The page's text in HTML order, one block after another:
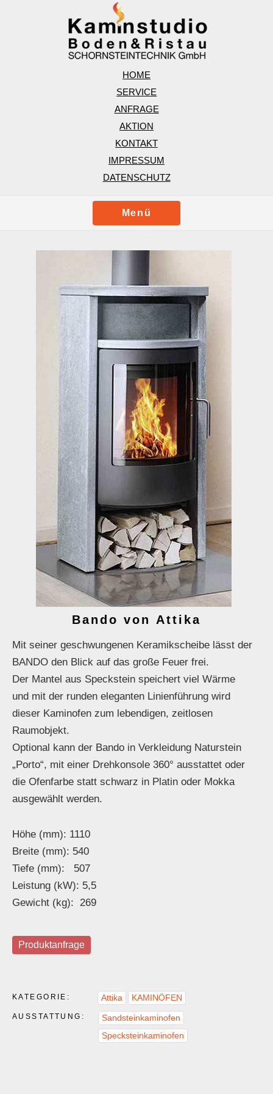
HOME
SERVICE
ANFRAGE
AKTION
KONTAKT
IMPRESSUM
DATENSCHUTZ
Menü
Bando von Attika
Mit seiner geschwungenen Keramikscheibe lässt der
BANDO den Blick auf das große Feuer frei.
Der Mantel aus Speckstein speichert viel Wärme
und mit der runden eleganten Linienführung wird
dieser Kaminofen zum lebendigen, zeitlosen
Raumobjekt.
Optional kann der Bando in Verkleidung Naturstein
„Porto“, mit einer Drehkonsole 360° ausstattet oder
die Ofenfarbe statt schwarz in Platin oder Mokka
ausgewählt werden.
Höhe (mm): 1110
Breite (mm): 540
Tiefe (mm): 507
Leistung (kW): 5,5
Gewicht (kg): 269
Produktanfrage
KATEGORIE: Attika KAMINÖFEN
AUSSTATTUNG:
Sandsteinkaminofen
Specksteinkaminofen